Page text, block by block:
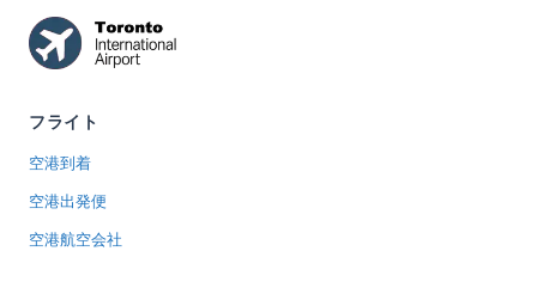
フライト
空港到着
空港出発便
空港航空会社